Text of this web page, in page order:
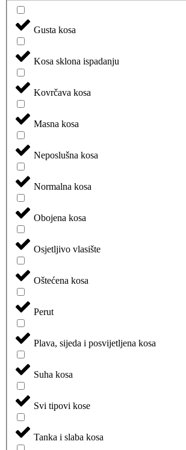
Gusta kosa
Kosa sklona ispadanju
Kovrčava kosa
Masna kosa
Neposlušna kosa
Normalna kosa
Obojena kosa
Osjetljivo vlasište
Oštećena kosa
Perut
Plava, sijeda i posvijetljena kosa
Suha kosa
Svi tipovi kose
Tanka i slaba kosa